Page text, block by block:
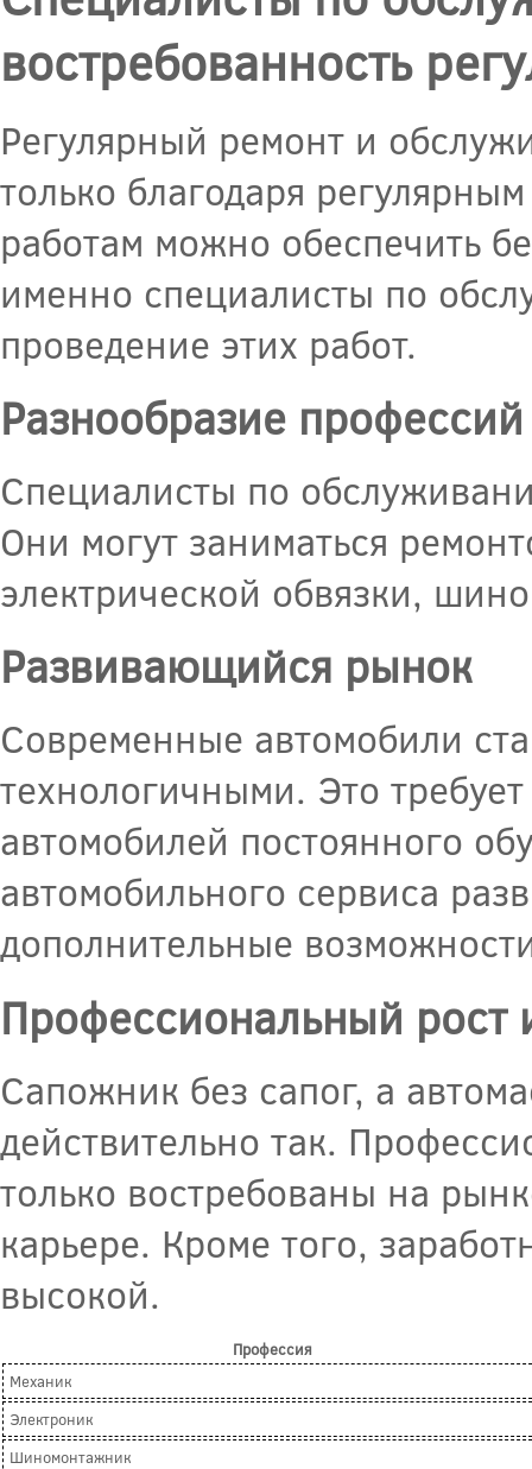
востребованность
Регулярный ремонт и
только благодаря
работам можно обеспечить
именно специалисты по
проведение этих работ.
Разнообразие профессий
Специалисты по
Они могут заниматься
электрической обвязки,
Развивающийся рынок
Современные автомобили
технологичными. Это
автомобилей постоянного
автомобильного сервиса
дополнительные
Профессиональный рост
Сапожник без сапог, а
действительно так.
только востребованы на
карьере. Кроме того,
высокой.
Профессия
Механик
Электроник
Шиномонтажник